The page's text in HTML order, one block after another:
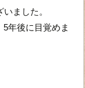
ました。
年後に目覚めま